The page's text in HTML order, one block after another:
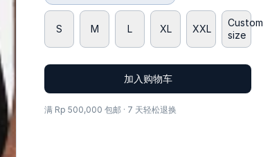
S M L XL XXL
Custom
size
加入购物车
满 Rp 500,000 包邮 · 7 天轻松退换